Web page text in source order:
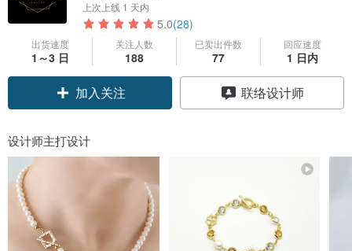
上次上线 1 天内
5.0(28)
出货速度
1～3 日
关注人数
188
已卖出件数
77
回应速度
1 日内
领优惠券
联络设计师
设计师主打设计